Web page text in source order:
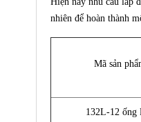
nhiên để hoàn thành
Mã sản
132L-12 ống